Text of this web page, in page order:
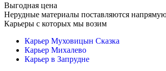
Выгодная цена
Нерудные материалы поставляются
Карьеры с которых мы возим
Карьер Муховицын Сказка
Карьер Михалево
Карьер в Запрудне